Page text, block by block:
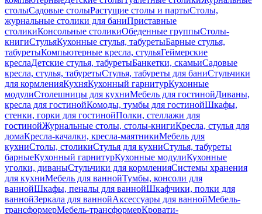
столыСадовые столыРастущие столы и партыСтолы,
журнальные столики для баниПриставные
столикиКонсольные столикиОбеденные группыСтолы-
книгиСтульяКухонные стулья, табуретыБарные стулья,
табуретыКомпьютерные кресла, стульяГеймерские
креслаДетские стулья, табуретыБанкетки, скамьиСадовые
кресла, стулья, табуретыСтулья, табуреты для баниСтульчики
для кормленияКухняКухонный гарнитурКухонные
модулиСтолешницы для кухниМебель для гостинойДиваны,
кресла для гостинойКомоды, тумбы для гостинойШкафы,
стенки, горки для гостинойПолки, стеллажи для
гостинойЖурнальные столы, столы-книгиКресла, стулья для
домаКресла-качалки, кресла-маятникиМебель для
кухниСтолы, столикиСтулья для кухниСтулья, табуреты
барныеКухонный гарнитурКухонные модулиКухонные
уголки, диваныСтульчики для кормленияСистемы хранения
для кухниМебель для ваннойТумбы, консоли для
ваннойШкафы, пеналы для ваннойШкафчики, полки для
ваннойЗеркала для ваннойАксессуары для ваннойМебель-
трансформерМебель-трансформерКровати-